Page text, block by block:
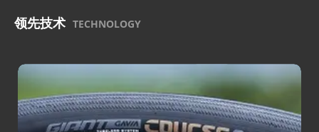
领先技术 TECHNOLOGY